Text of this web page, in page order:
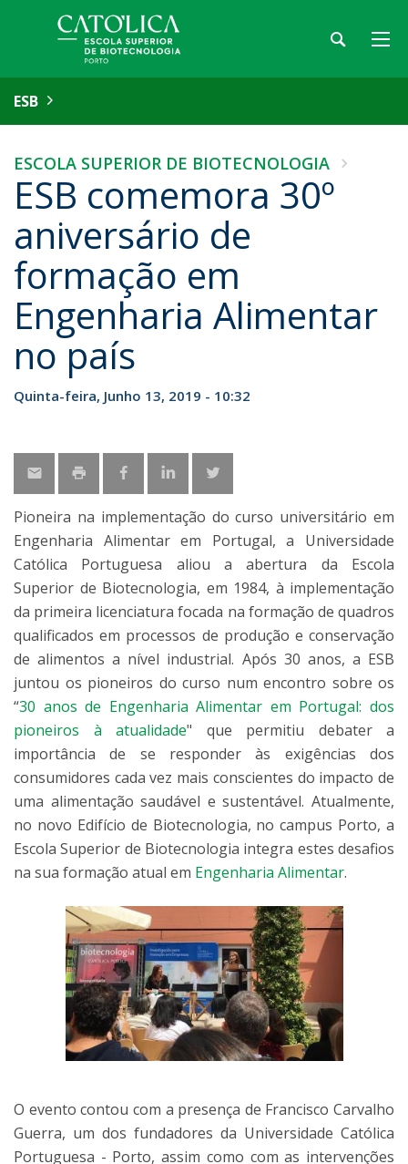
ESB
ESCOLA SUPERIOR DE BIOTECNOLOGIA
ESB comemora 30º
aniversário de
formação em
Engenharia Alimentar
no país
Quinta-feira, Junho 13, 2019 - 10:32
Pioneira na implementação do curso universitário em
Engenharia Alimentar em Portugal, a Universidade
Católica Portuguesa aliou a abertura da Escola
Superior de Biotecnologia, em 1984, à implementação
da primeira licenciatura focada na formação de quadros
qualificados em processos de produção e conservação
de alimentos a nível industrial. Após 30 anos, a ESB
juntou os pioneiros do curso num encontro sobre os
“30 anos de Engenharia Alimentar em Portugal: dos
pioneiros à atualidade" que permitiu debater a
importância de se responder às exigências dos
consumidores cada vez mais conscientes do impacto de
uma alimentação saudável e sustentável. Atualmente,
no novo Edifício de Biotecnologia, no campus Porto, a
Escola Superior de Biotecnologia integra estes desafios
na sua formação atual em Engenharia Alimentar.
O evento contou com a presença de Francisco Carvalho
Guerra, um dos fundadores da Universidade Católica
Portuguesa - Porto, assim como com as intervenções